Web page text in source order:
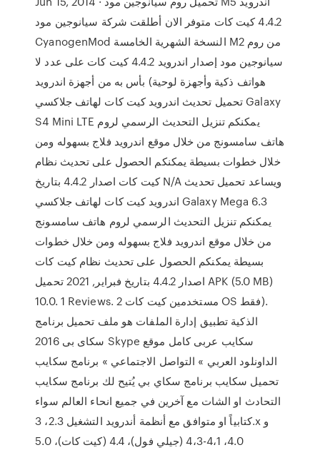
4.4.2 كيت كات متوفر الان أطلقت شركة سيانوجين مود
CyanogenMod النسخة الشهرية الخامسة M2 من روم
سيانوجين مود إصدار اندرويد 4.4.2 كيت كات على عدد لا
بأس به من أجهزة اندرويد (هواتف ذكية وأجهزة لوحية
تحميل تحديث اندرويد كيت كات لهاتف جلاكسي Galaxy
S4 Mini LTE يمكنكم تنزيل التحديث الرسمي لروم
هاتف سامسونج من خلال موقع اندرويد فلاج بسهوله ومن
خلال خطوات بسيطة يمكنكم الحصول على تحديث نظام
كيت كات اصدار 4.4.2 بتاريخ N/A ويساعد تحميل تحديث
اندرويد كيت كات لهاتف جلاكسي Galaxy Mega 6.3
يمكنكم تنزيل التحديث الرسمي لروم هاتف سامسونج
من خلال موقع اندرويد فلاج بسهوله ومن خلال خطوات
بسيطة يمكنكم الحصول على تحديث نظام كيت كات
اصدار 4.4.2 بتاريخ فبراير, 2021 تحميل APK (5.0 MB)
10.0. 1 Reviews. 2 مستخدمين كيت كات OS فقط).
الذكية تطبيق إدارة الملفات هو ملف تحميل برنامج
سكاى بى 2016 Skype سكايب عربى كامل موقع
الداونلود العربي » التواصل الاجتماعي » برنامج سكايب
تحميل سكايب برنامج سكاي بي يُتيح لك برنامج سكايب
التحادث او الشات مع آخرين في جميع انحاء العالم سواء
كتابياً او متوافق مع أنظمة أندرويد التشغيل 2.3، 3.x و
4.0، 4،1-4،3 (جيلي فول)، 4.4 (كيت كات)، 5.0